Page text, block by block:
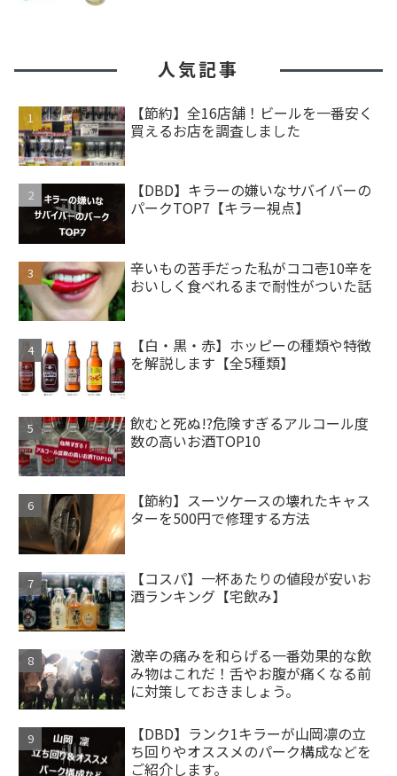
人気記事
【節約】全16店舗！ビールを一番安く
買えるお店を調査しました
【DBD】キラーの嫌いなサバイバーの
パークTOP7【キラー視点】
辛いもの苦手だった私がココ壱10辛を
おいしく食べれるまで耐性がついた話
【白・黒・赤】ホッピーの種類や特徴
を解説します【全5種類】
飲むと死ぬ!?危険すぎるアルコール度
数の高いお酒TOP10
【節約】スーツケースの壊れたキャス
ターを500円で修理する方法
【コスパ】一杯あたりの値段が安いお
酒ランキング【宅飲み】
激辛の痛みを和らげる一番効果的な飲
み物はこれだ！舌やお腹が痛くなる前
に対策しておきましょう。
【DBD】ランク1キラーが山岡凛の立
ち回りやオススメのパーク構成などを
ご紹介します。